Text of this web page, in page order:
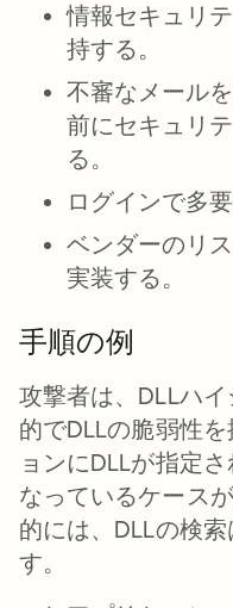
情報セキュリ
持する。
不審なメール
前にセキュリ
る。
ログインで多
ベンダーのリ
実装する。
手順の例
攻撃者は、DLLハ
的でDLLの脆弱性
ョンにDLLが指定
なっているケース
的には、DLLの検
す。